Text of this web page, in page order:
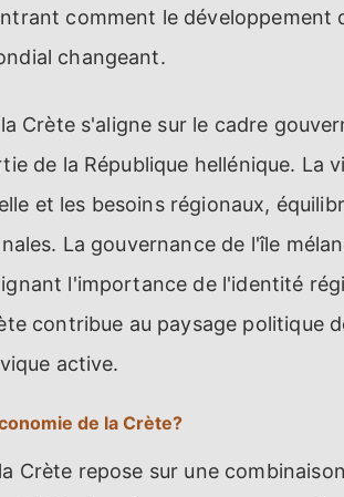
comment le développement
changeant.
Crète s'aligne sur le cadre
de la République hellénique. La
et les besoins régionaux,
La gouvernance de l'île
l'importance de l'identité
contribue au paysage politique
active.
de la Crète?
Crète repose sur une